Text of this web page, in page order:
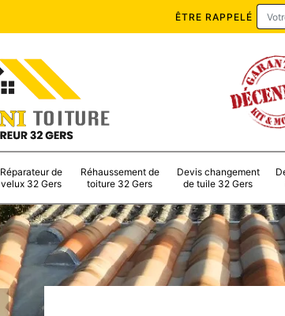
ÊTRE RAPPELÉ
Réparateur de
velux 32 Gers
Réhaussement de
toiture 32 Gers
Devis changement
de tuile 32 Gers